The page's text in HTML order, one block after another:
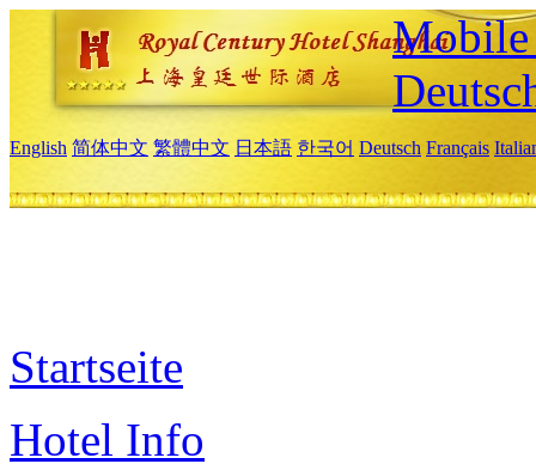
Mobile
English 简体中文 繁體中文 日本語 한국어 Deutsch Français
Startseite
Hotel Info